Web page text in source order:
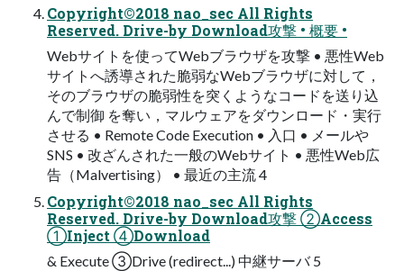
Copyright©2018 nao_sec All Rights
Reserved. Drive-by Download攻撃 • 概要 •
Webサイトを使ってWebブラウザを攻撃 • 悪性Web
サイトへ誘導された脆弱なWebブラウザに対して，
そのブラウザの脆弱性を突くようなコードを送り込
んで制御 を奪い，マルウェアをダウンロード・実行
させる • Remote Code Execution • 入口 • メールや
SNS • 改ざんされた一般のWebサイト • 悪性Web広
告（Malvertising） • 最近の主流 4
Copyright©2018 nao_sec All Rights
Reserved. Drive-by Download攻撃 ②Access
①Inject ④Download
& Execute ③Drive (redirect...) 中継サーバ 5